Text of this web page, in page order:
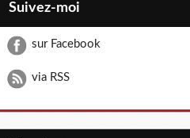
Suivez-moi
sur Facebook
via RSS